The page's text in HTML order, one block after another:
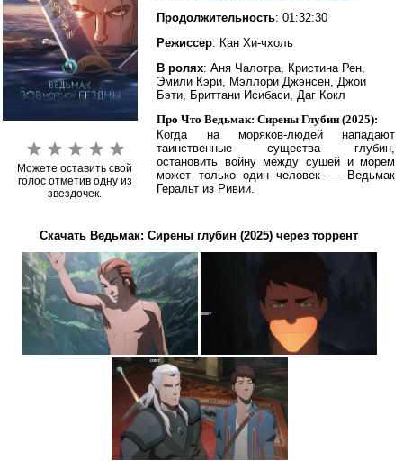
Можете оставить свой
голос отметив одну из
звездочек.
Продолжительность: 01:32:30
Режиссер: Кан Хи-чхоль
В ролях: Аня Чалотра, Кристина Рен,
Эмили Кэри, Мэллори Джэнсен, Джои
Бэти, Бриттани Исибаси, Даг Кокл
Про Что Ведьмак: Сирены Глубин (2025):
Когда на моряков-людей нападают
таинственные существа глубин,
остановить войну между сушей и морем
может только один человек — Ведьмак
Геральт из Ривии.
Скачать Ведьмак: Сирены глубин (2025) через торрент